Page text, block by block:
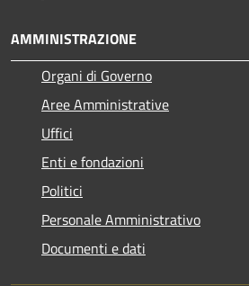
AMMINISTRAZIONE
Organi di Governo
Aree Amministrative
Uffici
Enti e fondazioni
Politici
Personale Amministrativo
Documenti e dati